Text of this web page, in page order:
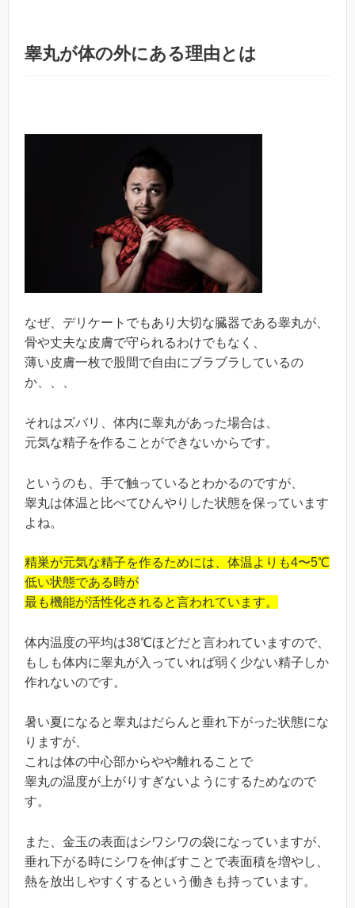
睾丸が体の外にある理由とは
なぜ、デリケートでもあり大切な臓器である睾丸が、
骨や丈夫な皮膚で守られるわけでもなく、
薄い皮膚一枚で股間で自由にブラブラしているの
か、、、
それはズバリ、体内に睾丸があった場合は、
元気な精子を作ることができないからです。
というのも、手で触っているとわかるのですが、
睾丸は体温と比べてひんやりした状態を保っています
よね。
精巣が元気な精子を作るためには、体温よりも4〜5℃
低い状態である時が
最も機能が活性化されると言われています。
体内温度の平均は38℃ほどだと言われていますので、
もしも体内に睾丸が入っていれば弱く少ない精子しか
作れないのです。
暑い夏になると睾丸はだらんと垂れ下がった状態にな
りますが、
これは体の中心部からやや離れることで
睾丸の温度が上がりすぎないようにするためなので
す。
また、金玉の表面はシワシワの袋になっていますが、
垂れ下がる時にシワを伸ばすことで表面積を増やし、
熱を放出しやすくするという働きも持っています。